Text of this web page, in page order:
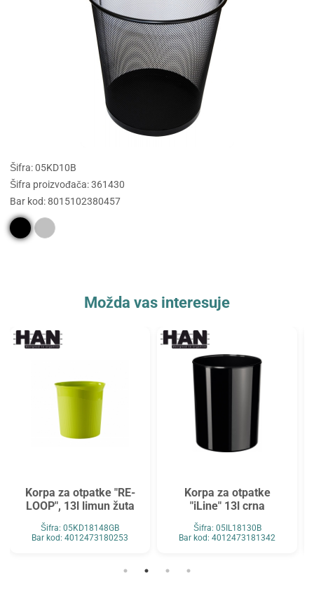
Šifra: 05KD10B
Šifra proizvođača: 361430
Bar kod: 8015102380457
Možda vas interesuje
Korpa za otpatke "RE-
LOOP", 13l limun žuta
Šifra: 05KD18148GB
Bar kod: 4012473180253
Korpa za otpatke
"iLine" 13l crna
Šifra: 05IL18130B
Bar kod: 4012473181342